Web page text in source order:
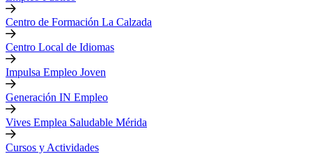
Centro de Formación La Calzada
Centro Local de Idiomas
Impulsa Empleo Joven
Generación IN Empleo
Vives Emplea Saludable Mérida
Cursos y Actividades